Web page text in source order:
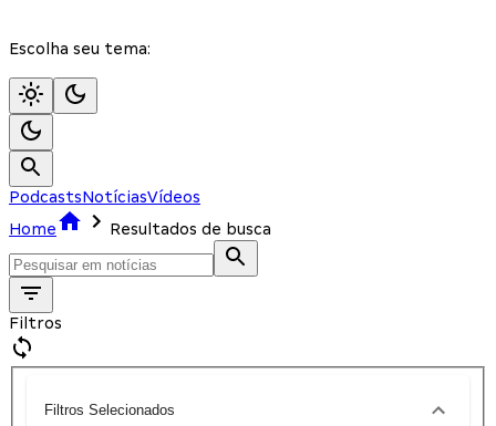
Escolha seu tema:
PodcastsNotíciasVídeos
Home
Resultados de busca
Filtros
Filtros Selecionados